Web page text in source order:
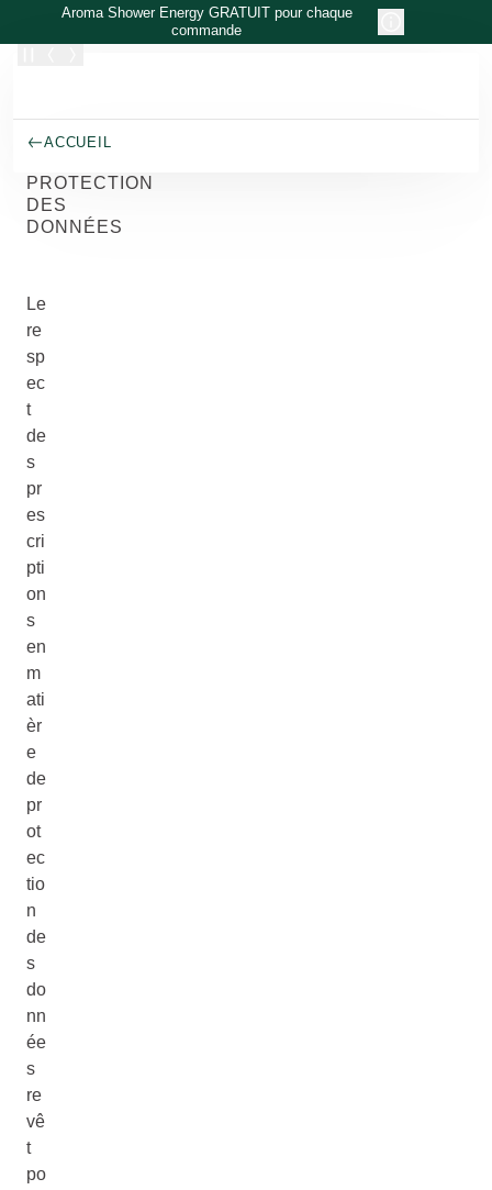
Allez au contenu principal
Aroma Shower Energy GRATUIT pour chaque
commande
ACCUEIL
PROTECTION
DES
DONNÉES
Le
re
sp
ec
t
de
s
pr
es
cri
pti
on
s
en
m
ati
èr
e
de
pr
ot
ec
tio
n
de
s
do
nn
ée
s
re
vê
t
po